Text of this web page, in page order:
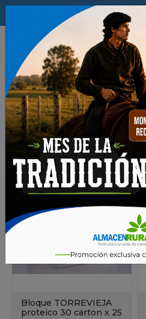
Productos Nutricion Animal
Bloques Proteicos
Bloque TORREVIEJA
proteico 30 carton x 25